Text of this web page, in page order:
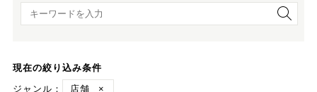
キーワード検索
現在の絞り込み条件
ジャンル：
店舗
×